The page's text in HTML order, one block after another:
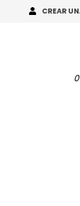
CREAR
0